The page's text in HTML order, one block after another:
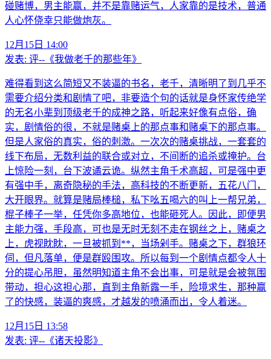
碰赌博，男主能赢，并不是靠赌运气，人家靠的是技术，普通
人心怀侥幸只能做炮灰。
12月15日 14:00
发表: 评--《我做老千的那些年》
难得看到这么简短又不装逼的书名，老千，清晰明了到几乎不
需要介绍分类和剧情了吧，非要造个句的话就是身怀家传绝学
的无名小辈到顶级老千的成神之路，听起来好像有点俗，确
实，剧情俗的很，不就是赌桌上的那点事和赌桌下的那点事。
但是人家俗的真实，俗的刺激。一次次的赌桌挑战，一套套的
线下布局，无数利益的联合或对立，不间断的追杀或掩护。台
上惊险一刻，台下波谲云诡。纵然主角千术高超，可是强中更
有强中手，离奇隐秘的手法，高科技的不断更新，五花八门，
大开眼界。就算是赌局棒槌，私下吆五喝六的叫上一帮兄弟，
棍子棒子一举，任凭你多高地位，也能砸死人。因此，即便男
主能力强，手段高，可也是无时无刻不走在钢丝之上，赌桌之
上，虎视眈眈，一旦被抓到**，当场剁手。赌桌之下，群狼环
伺，但凡落单，便是群殴围攻。所以每到一个剧情点都令人十
分的提心吊胆，虽然明知道主角不会出事，可是就是会被氛围
带动，担心这担心那，直到主角新露一手，险境求生，那种赢
了的快感，装逼的爽感，才越发的喷涌而出，令人着迷。
12月15日 13:58
发表: 评--《诸天投影》